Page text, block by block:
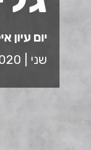
יום
שני | 16.11.2020 | 09:00 - 15:15 | זום